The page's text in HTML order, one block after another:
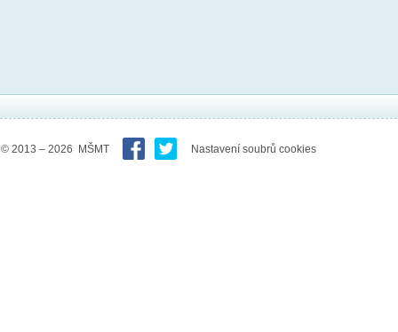
© 2013 – 2026 MŠMT Nastavení soubrů cookies